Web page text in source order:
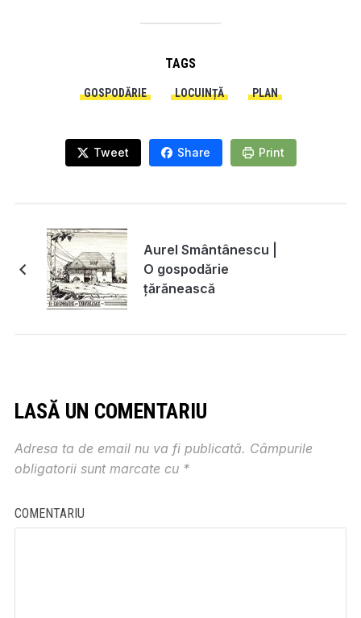
TAGS
GOSPODĂRIE LOCUINȚĂ PLAN
Tweet Share Print
Aurel Smântânescu |
O gospodărie
țărănească
LASĂ UN COMENTARIU
Adresa ta de email nu va fi publicată. Câmpurile
obligatorii sunt marcate cu *
COMENTARIU